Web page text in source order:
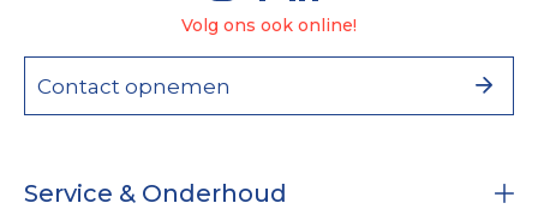
Volg ons ook online!
Contact opnemen
Service & Onderhoud